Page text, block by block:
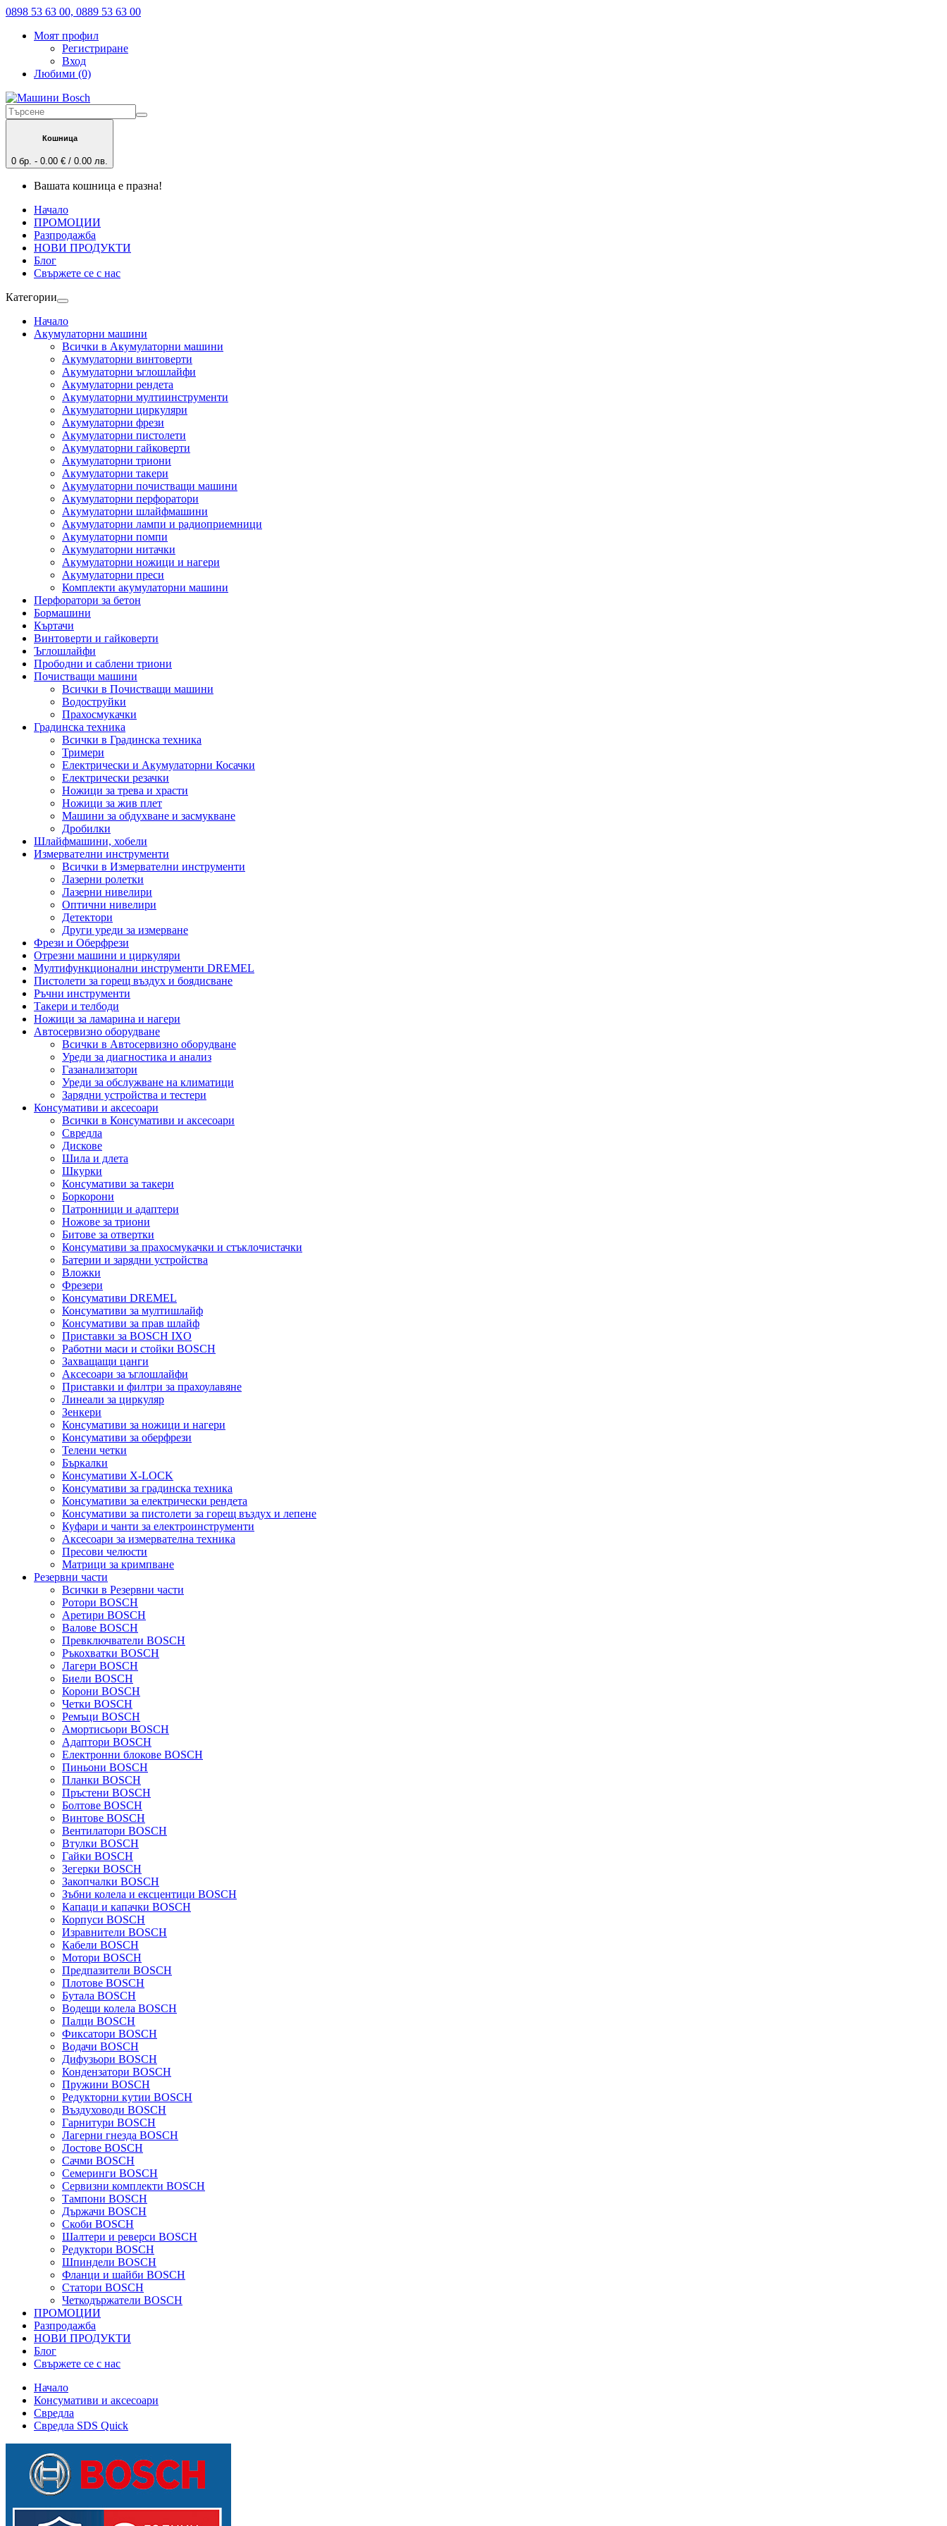
0898 53 63 00, 0889 53 63 00
Моят профил
Регистриране
Вход
Любими (0)
Кошница
0 бр. - 0.00 € / 0.00 лв.
Вашата кошница е празна!
Начало
ПРОМОЦИИ
Разпродажба
НОВИ ПРОДУКТИ
Блог
Свържете се с нас
Категории
Начало
Акумулаторни машини
Всички в Акумулаторни машини
Акумулаторни винтоверти
Акумулаторни ъглошлайфи
Акумулаторни рендета
Акумулаторни мултиинструменти
Акумулаторни циркуляри
Акумулаторни фрези
Акумулаторни пистолети
Акумулаторни гайковерти
Акумулаторни триони
Акумулаторни такери
Акумулаторни почистващи машини
Акумулаторни перфоратори
Акумулаторни шлайфмашини
Акумулаторни лампи и радиоприемници
Акумулаторни помпи
Акумулаторни нитачки
Акумулаторни ножици и нагери
Акумулаторни преси
Комплекти акумулаторни машини
Перфоратори за бетон
Бормашини
Къртачи
Винтоверти и гайковерти
Ъглошлайфи
Прободни и саблени триони
Почистващи машини
Всички в Почистващи машини
Водоструйки
Прахосмукачки
Градинска техника
Всички в Градинска техника
Тримери
Електрически и Акумулаторни Косачки
Електрически резачки
Ножици за трева и храсти
Ножици за жив плет
Машини за обдухване и засмукване
Дробилки
Шлайфмашини, хобели
Измервателни инструменти
Всички в Измервателни инструменти
Лазерни ролетки
Лазерни нивелири
Оптични нивелири
Детектори
Други уреди за измерване
Фрези и Оберфрези
Отрезни машини и циркуляри
Мултифункционални инструменти DREMEL
Пистолети за горещ въздух и боядисване
Ръчни инструменти
Такери и телбоди
Ножици за ламарина и нагери
Автосервизно оборудване
Всички в Автосервизно оборудване
Уреди за диагностика и анализ
Газанализатори
Уреди за обслужване на климатици
Зарядни устройства и тестери
Консумативи и аксесоари
Всички в Консумативи и аксесоари
Свредла
Дискове
Шила и длета
Шкурки
Консумативи за такери
Боркорони
Патронници и адаптери
Ножове за триони
Битове за отвертки
Консумативи за прахосмукачки и стъклочистачки
Батерии и зарядни устройства
Вложки
Фрезери
Консумативи DREMEL
Консумативи за мултишлайф
Консумативи за прав шлайф
Приставки за BOSCH IXO
Работни маси и стойки BOSCH
Захващащи цанги
Аксесоари за ъглошлайфи
Приставки и филтри за прахоулавяне
Линеали за циркуляр
Зенкери
Консумативи за ножици и нагери
Консумативи за оберфрези
Телени четки
Бъркалки
Консумативи X-LOCK
Консумативи за градинска техника
Консумативи за електрически рендета
Консумативи за пистолети за горещ въздух и лепене
Куфари и чанти за електроинструменти
Аксесоари за измервателна техника
Пресови челюсти
Матрици за кримпване
Резервни части
Всички в Резервни части
Ротори BOSCH
Аретири BOSCH
Валове BOSCH
Превключватели BOSCH
Ръкохватки BOSCH
Лагери BOSCH
Биели BOSCH
Корони BOSCH
Четки BOSCH
Ремъци BOSCH
Амортисьори BOSCH
Адаптори BOSCH
Електронни блокове BOSCH
Пиньони BOSCH
Планки BOSCH
Пръстени BOSCH
Болтове BOSCH
Винтове BOSCH
Вентилатори BOSCH
Втулки BOSCH
Гайки BOSCH
Зегерки BOSCH
Закопчалки BOSCH
Зъбни колела и ексцентици BOSCH
Капаци и капачки BOSCH
Корпуси BOSCH
Изравнители BOSCH
Кабели BOSCH
Мотори BOSCH
Предпазители BOSCH
Плотове BOSCH
Бутала BOSCH
Водещи колела BOSCH
Палци BOSCH
Фиксатори BOSCH
Водачи BOSCH
Дифузьори BOSCH
Кондензатори BOSCH
Пружини BOSCH
Редукторни кутии BOSCH
Въздуховоди BOSCH
Гарнитури BOSCH
Лагерни гнезда BOSCH
Лостове BOSCH
Сачми BOSCH
Семеринги BOSCH
Сервизни комплекти BOSCH
Тампони BOSCH
Държачи BOSCH
Скоби BOSCH
Шалтери и реверси BOSCH
Редуктори BOSCH
Шпиндели BOSCH
Фланци и шайби BOSCH
Статори BOSCH
Четкодържатели BOSCH
ПРОМОЦИИ
Разпродажба
НОВИ ПРОДУКТИ
Блог
Свържете се с нас
Начало
Консумативи и аксесоари
Свредла
Свредла SDS Quick